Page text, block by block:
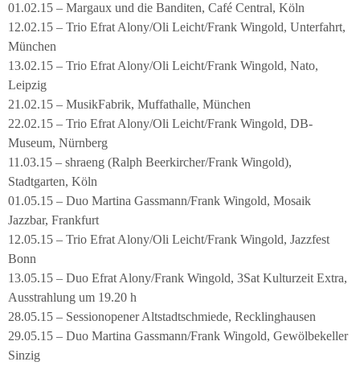
01.02.15 – Margaux und die Banditen, Café Central, Köln
12.02.15 – Trio Efrat Alony/Oli Leicht/Frank Wingold, Unterfahrt,
München
13.02.15 – Trio Efrat Alony/Oli Leicht/Frank Wingold, Nato,
Leipzig
21.02.15 – MusikFabrik, Muffathalle, München
22.02.15 – Trio Efrat Alony/Oli Leicht/Frank Wingold, DB-
Museum, Nürnberg
11.03.15 – shraeng (Ralph Beerkircher/Frank Wingold),
Stadtgarten, Köln
01.05.15 – Duo Martina Gassmann/Frank Wingold, Mosaik
Jazzbar, Frankfurt
12.05.15 – Trio Efrat Alony/Oli Leicht/Frank Wingold, Jazzfest
Bonn
13.05.15 – Duo Efrat Alony/Frank Wingold, 3Sat Kulturzeit Extra,
Ausstrahlung um 19.20 h
28.05.15 – Sessionopener Altstadtschmiede, Recklinghausen
29.05.15 – Duo Martina Gassmann/Frank Wingold, Gewölbekeller
Sinzig